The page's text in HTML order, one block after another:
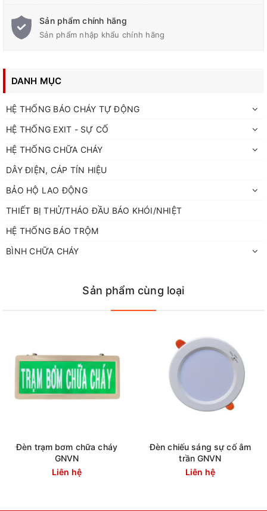
Sản phẩm chính hãng
Sản phẩm nhập khẩu chính hãng
DANH MỤC
HỆ THỐNG BÁO CHÁY TỰ ĐỘNG
HỆ THỐNG EXIT - SỰ CỐ
HỆ THỐNG CHỮA CHÁY
DÂY ĐIỆN, CÁP TÍN HIỆU
BẢO HỘ LAO ĐỘNG
THIẾT BỊ THỬ/THÁO ĐẦU BÁO KHÓI/NHIỆT
HỆ THỐNG BÁO TRỘM
BÌNH CHỮA CHÁY
Sản phẩm cùng loại
Đèn trạm bơm chữa cháy
GNVN
Liên hệ
Đèn chiếu sáng sự cố âm
trần GNVN
Liên hệ